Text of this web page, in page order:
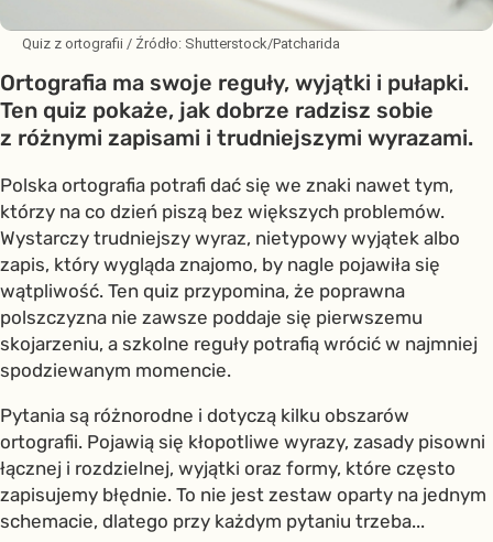
Quiz z ortografii / Źródło: Shutterstock/Patcharida
Ortografia ma swoje reguły, wyjątki i pułapki.
Ten quiz pokaże, jak dobrze radzisz sobie
z różnymi zapisami i trudniejszymi wyrazami.
Polska ortografia potrafi dać się we znaki nawet tym,
którzy na co dzień piszą bez większych problemów.
Wystarczy trudniejszy wyraz, nietypowy wyjątek albo
zapis, który wygląda znajomo, by nagle pojawiła się
wątpliwość. Ten quiz przypomina, że poprawna
polszczyzna nie zawsze poddaje się pierwszemu
skojarzeniu, a szkolne reguły potrafią wrócić w najmniej
spodziewanym momencie.
Pytania są różnorodne i dotyczą kilku obszarów
ortografii. Pojawią się kłopotliwe wyrazy, zasady pisowni
łącznej i rozdzielnej, wyjątki oraz formy, które często
zapisujemy błędnie. To nie jest zestaw oparty na jednym
schemacie, dlatego przy każdym pytaniu trzeba...